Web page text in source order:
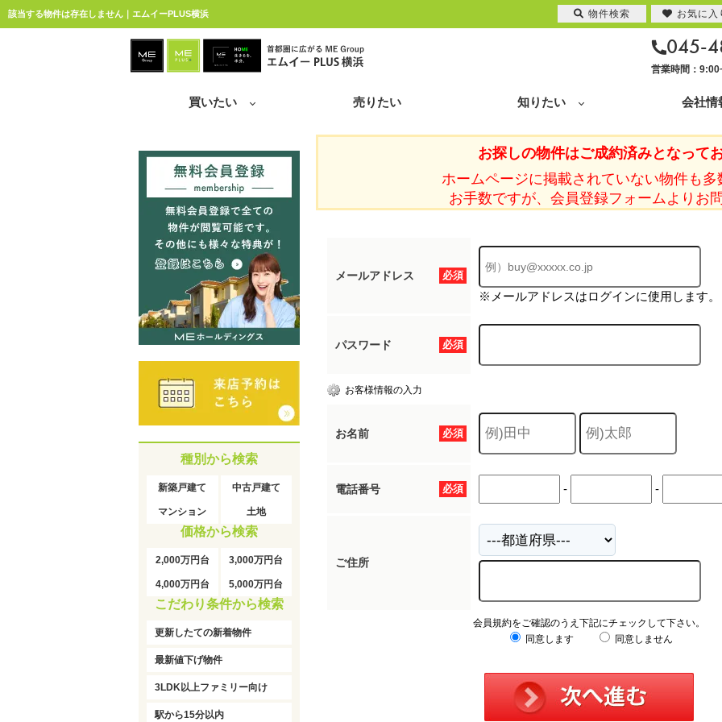
該当する物件は存在しません｜エムイーPLUS横浜
045-
営業時間：
買いたい 売りたい 知りたい 会社情
お探しの物件はご成約済みとなってお
ホームページに掲載されていない物件も多
お手数ですが、会員登録フォームよりお
必須
メールアドレス
※メールアドレスはログインに使用します。
必須
パスワード
お客様情報の入力
必須
お名前
必須
電話番号 - -
ご住所
会員規約をご確認のうえ下記にチェックして下さい。
同意します
同意しません
種別から検索
新築戸建て 中古戸建て
マンション 土地
価格から検索
2,000万円台 3,000万円台
4,000万円台 5,000万円台
こだわり条件から検索
更新したての新着物件
最新値下げ物件
3LDK以上ファミリー向け
駅から15分以内
物件検索 お気に入